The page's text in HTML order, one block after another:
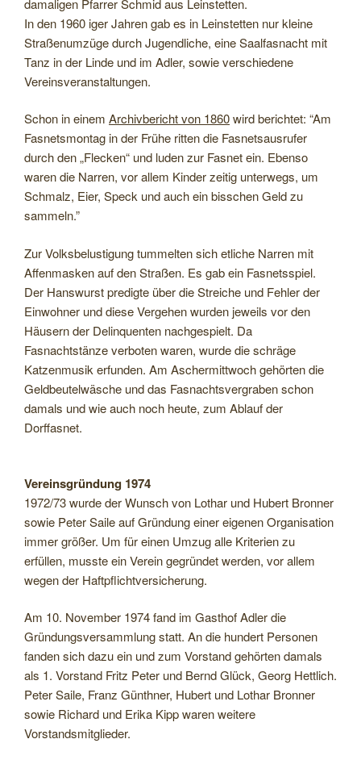
damaligen Pfarrer Schmid aus Leinstetten.
In den 1960 iger Jahren gab es in Leinstetten nur kleine
Straßenumzüge durch Jugendliche, eine Saalfasnacht mit
Tanz in der Linde und im Adler, sowie verschiedene
Vereinsveranstaltungen.
Schon in einem Archivbericht von 1860wird berichtet: “Am
Fasnetsmontag in der Frühe ritten die Fasnetsausrufer
durch den „Flecken“ und luden zur Fasnet ein. Ebenso
waren die Narren, vor allem Kinder zeitig unterwegs, um
Schmalz, Eier, Speck und auch ein bisschen Geld zu
sammeln.”
Zur Volksbelustigung tummelten sich etliche Narren mit
Affenmasken auf den Straßen. Es gab ein Fasnetsspiel.
Der Hanswurst predigte über die Streiche und Fehler der
Einwohner und diese Vergehen wurden jeweils vor den
Häusern der Delinquenten nachgespielt. Da
Fasnachtstänze verboten waren, wurde die schräge
Katzenmusik erfunden. Am Aschermittwoch gehörten die
Geldbeutelwäsche und das Fasnachtsvergraben schon
damals und wie auch noch heute, zum Ablauf der
Dorffasnet.
Vereinsgründung 1974
1972/73 wurde der Wunsch von Lothar und Hubert Bronner
sowie Peter Saile auf Gründung einer eigenen Organisation
immer größer. Um für einen Umzug alle Kriterien zu
erfüllen, musste ein Verein gegründet werden, vor allem
wegen der Haftpflichtversicherung.
Am 10. November 1974 fand im Gasthof Adler die
Gründungsversammlung statt. An die hundert Personen
fanden sich dazu ein und zum Vorstand gehörten damals
als 1. Vorstand Fritz Peter und Bernd Glück, Georg Hettlich.
Peter Saile, Franz Günthner, Hubert und Lothar Bronner
sowie Richard und Erika Kipp waren weitere
Vorstandsmitglieder.